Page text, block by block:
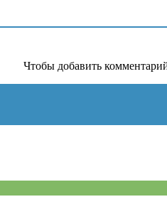
Чтобы добавить